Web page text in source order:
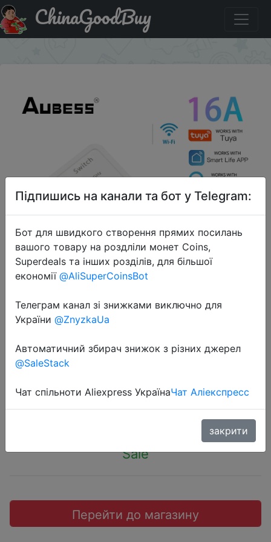
Придбати Умный мини-выключатель Tuya с Wi-Fi, 16 А
ChinaGoodBuy
2022-07-31
Умный мини-выключатель Tuya с
Wi-Fi, 16 А
$3.98
Sale
Перейти до магазину
Підпишись на канали та бот у Telegram:
Бот для швидкого створення прямих посилань
вашого товару на роздліли монет Coins,
Superdeals та інших розділів, для більшої
економії @AliSuperCoinsBot
Телеграм канал зі знижками виключно для
України @ZnyzkaUa
Автоматичний збирач знижок з різних джерел
@SaleStack
Чат спільноти Aliexpress УкраїнаЧат Аліекспресс
закрити